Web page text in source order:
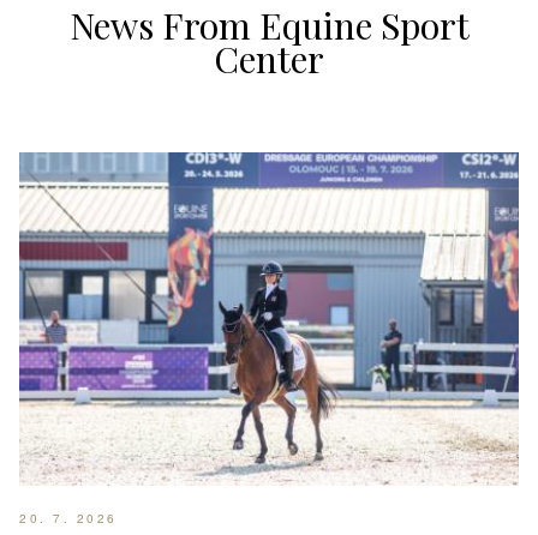
News From Equine Sport
Center
20. 7. 2026